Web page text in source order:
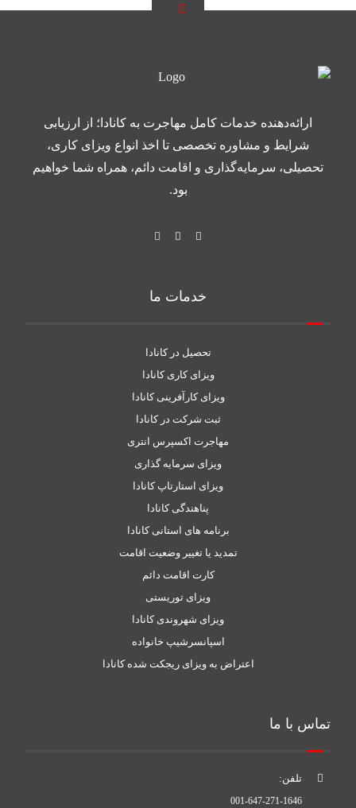
ارائه‌دهنده خدمات کامل مهاجرت به کانادا؛ از ارزیابی
شرایط و مشاوره تخصصی تا اخذ انواع ویزای کاری،
تحصیلی، سرمایه‌گذاری و اقامت دائم، همراه شما خواهیم
بود.
خدمات ما
تحصیل در کانادا
ویزای کاری کانادا
ویزای کارآفرینی کانادا
ثبت شرکت در کانادا
مهاجرت اکسپرس انتری
ویزای سرمایه گذاری
ویزای استارتاپ کانادا
پناهندگی کانادا
برنامه های استانی کانادا
تمدید یا تغییر وضعیت اقامت
کارت اقامت دائم
ویزای توریستی
ویزای شهروندی کانادا
اسپانسرشیپ خانواده
اعتراض به ویزای ریجکت شده کانادا
تماس با ما
تلفن:
001-647-271-1646